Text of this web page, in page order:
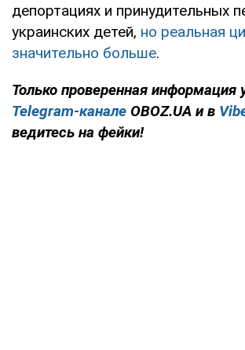
депортациях и принудительных
украинских детей, но реальная
значительно больше.
Только проверенная информация
Telegram-канале OBOZ.UA и в
ведитесь на фейки!